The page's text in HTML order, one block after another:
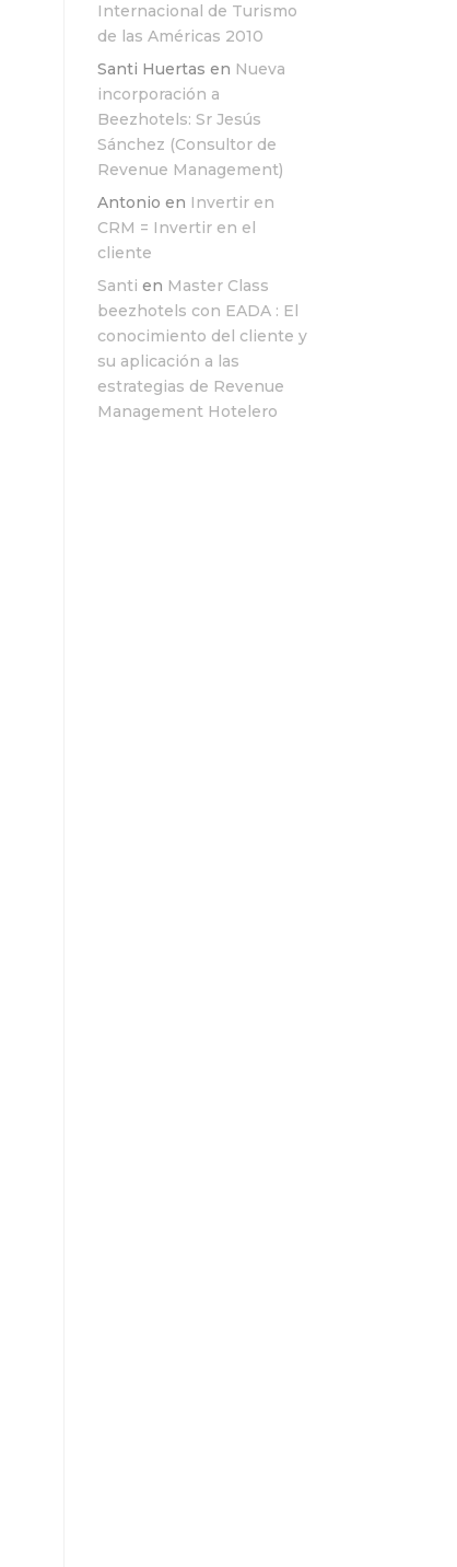
Internacional de Turismo
de las Américas 2010
Santi Huertas en Nueva
incorporación a
Beezhotels: Sr Jesús
Sánchez (Consultor de
Revenue Management)
Antonio en Invertir en
CRM = Invertir en el
cliente
Santi en Master Class
beezhotels con EADA : El
conocimiento del cliente y
su aplicación a las
estrategias de Revenue
Management Hotelero